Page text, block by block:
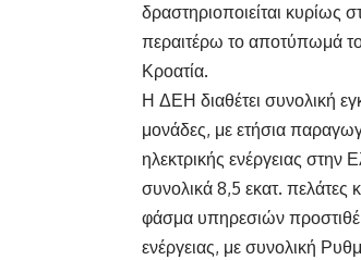
δραστηριοποιείται κυρίως
περαιτέρω το αποτύπωμά
Κροατία.
Η ΔΕΗ διαθέτει συνολική
μονάδες, με ετήσια
ηλεκτρικής ενέργειας
συνολικά 8,5 εκατ. πελάτες
φάσμα υπηρεσιών
ενέργειας, με συνολική